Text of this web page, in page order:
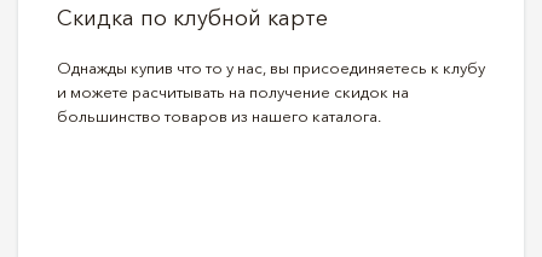
Скидка по клубной карте
Однажды купив что то у нас, вы присоединяетесь к клубу
и можете расчитывать на получение скидок на
большинство товаров из нашего каталога.